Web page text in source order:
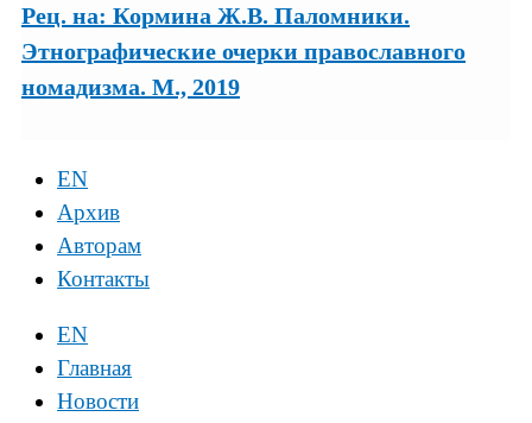
Рец. на: Кормина Ж.В. Паломники.
Этнографические очерки православного
номадизма. М., 2019
EN
Архив
Авторам
Контакты
EN
Главная
Новости